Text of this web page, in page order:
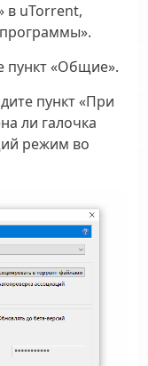
в uTorrent,
пункт «Общие».
пункт «При
ли галочка
режим во